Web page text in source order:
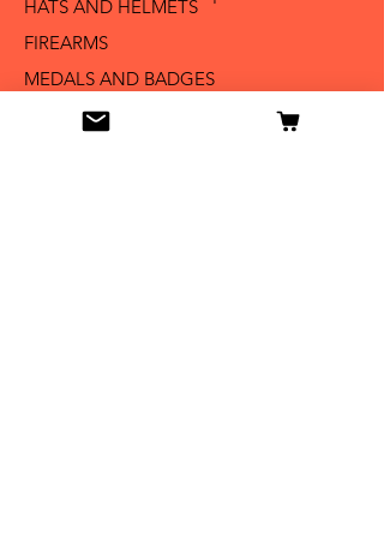
HATS AND HELMETS '
FIREARMS
MEDALS AND BADGES
BAYONETS